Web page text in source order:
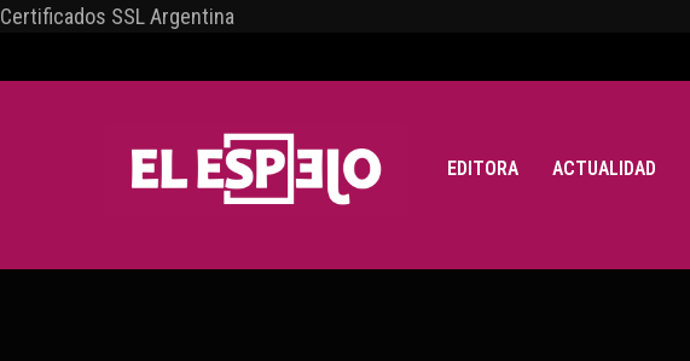
Certificados SSL Argentina
EDITORA ACTUALIDAD